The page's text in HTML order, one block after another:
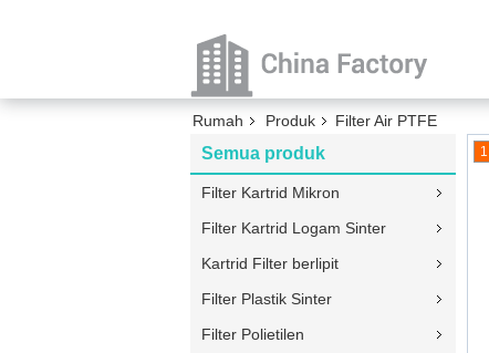
Rumah Produk Filter Air PTFE
Semua produk
Filter Kartrid Mikron
Filter Kartrid Logam Sinter
Kartrid Filter berlipit
Filter Plastik Sinter
Filter Polietilen
1